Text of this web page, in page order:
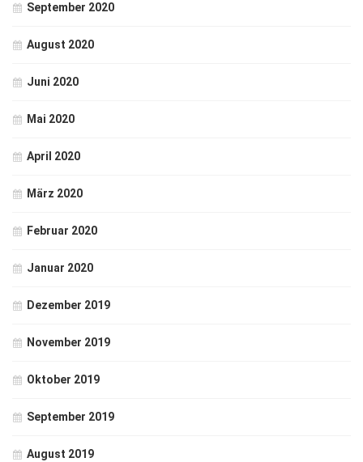
September 2020
August 2020
Juni 2020
Mai 2020
April 2020
März 2020
Februar 2020
Januar 2020
Dezember 2019
November 2019
Oktober 2019
September 2019
August 2019